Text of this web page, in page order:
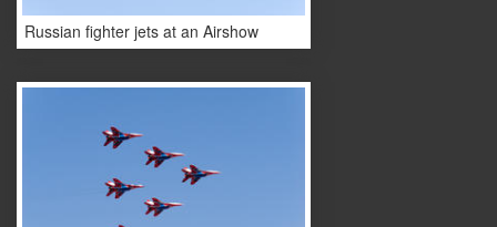
Russian fighter jets at an Airshow